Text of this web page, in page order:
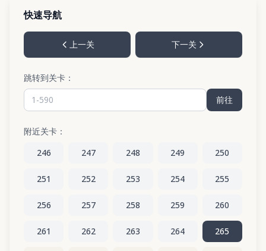
快速导航
上一关 下一关
跳转到关卡：
前往
附近关卡：
246
247 248 249 250
251 252 253 254 255
256 257 258 259 260
261 262 263 264 265